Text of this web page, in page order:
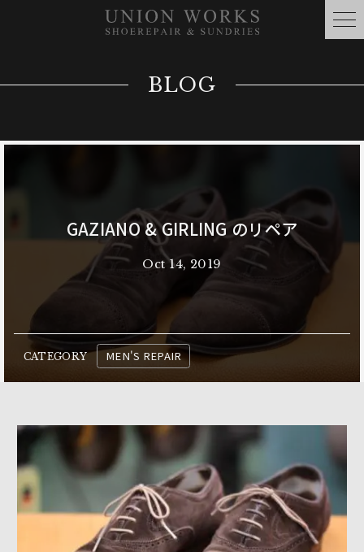
BLOG
GAZIANO & GIRLING のリペア
Oct 14, 2019
CATEGORY MEN'S REPAIR